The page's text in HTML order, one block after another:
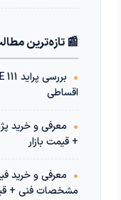
📰 تازه‌ترین
•
اقساطی
•
+ قیمت بازار
•
مشخصات فنی +